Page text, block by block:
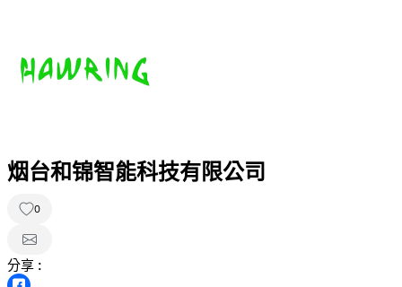
烟台和锦智能科技有限公司
0
分享 :